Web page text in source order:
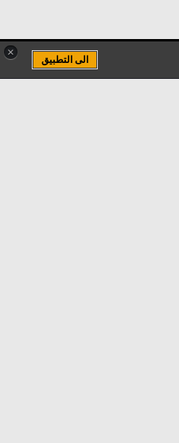
×
الى التطبيق